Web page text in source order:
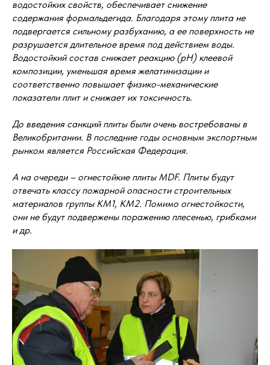
водостойких свойств, обеспечивает снижение
содержания формальдегида. Благодаря этому плита не
подвергается сильному разбуханию, а ее поверхность не
разрушается длительное время под действием воды.
Водостойкий состав снижает реакцию (рН) клеевой
композиции, уменьшая время желатинизации и
соответственно повышает физико-механические
показатели плит и снижает их токсичность.
До введения санкций плиты были очень востребованы в
Великобритании. В последние годы основным экспортным
рынком является Российская Федерация.
А на очереди – огнестойкие плиты MDF. Плиты будут
отвечать классу пожарной опасности строительных
материалов группы КМ1, КМ2. Помимо огнестойкости,
они не будут подвержены поражению плесенью, грибками
и др.